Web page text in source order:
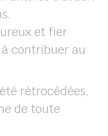
et fier
à contribuer au
rétrocédées,
de toute